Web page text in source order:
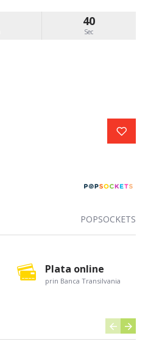
POPSOCKETS
40
Sec
Plata online
prin Banca Transilvania